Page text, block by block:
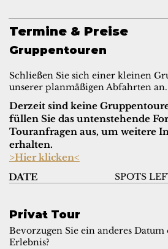
Termine & Preise
Gruppentouren
Schließen Sie sich einer kleinen
unserer planmäßigen Abfahrten an.
Derzeit sind keine
füllen Sie das untenstehende
Touranfragen aus, um weitere
erhalten.
>Hier klicken<
DATE
SPOTS
Privat Tour
Bevorzugen Sie ein anderes
Erlebnis?